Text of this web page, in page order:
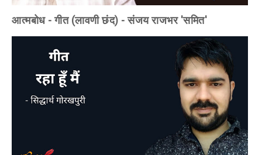
आत्मबोध - गीत (लावणी छंद) - संजय राजभर 'समित'